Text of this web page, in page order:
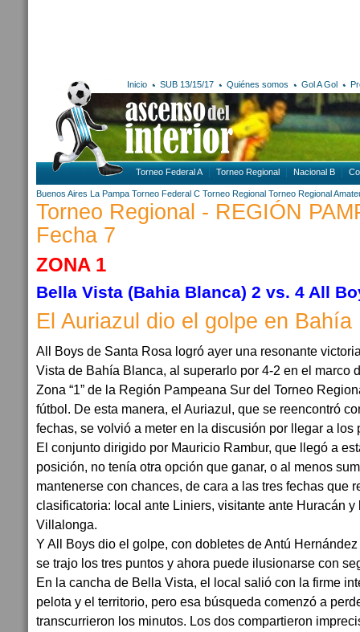
Inicio SUB 13/15/17 Quiénes somos Gol A Gol
Torneo Federal A Torneo Regional Nacional B
Buenos Aires La Pampa Torneo Federal C Torneo Regional Torneo Regional
Torneo Regional - REGIÓN
Fecha 7
ZONA 1
Bella Vista (Bahia Blanca) 2 vs. 4 All
El Auriazul dio el golpe en Bahía
All Boys de Santa Rosa logró ayer una resonante
Vista de Bahía Blanca, al superarlo por 4-2 en el marco
Zona “1” de la Región Pampeana Sur del Torneo
fútbol. De esta manera, el Auriazul, que se reencontró
fechas, se volvió a meter en la discusión por llegar a los
El conjunto dirigido por Mauricio Rambur, que llegó a
posición, no tenía otra opción que ganar, o al menos
mantenerse con chances, de cara a las tres fechas que
clasificatoria: local ante Liniers, visitante ante Huracán
Villalonga.
Y All Boys dio el golpe, con dobletes de Antú
se trajo los tres puntos y ahora puede ilusionarse con
En la cancha de Bella Vista, el local salió con la firme
pelota y el territorio, pero esa búsqueda comenzó a
transcurrieron los minutos. Los dos compartieron